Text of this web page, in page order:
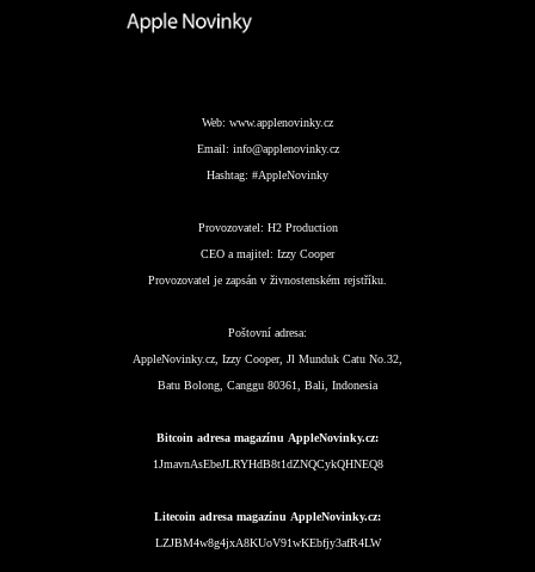
Web: www.applenovinky.cz
Email: info@applenovinky.cz
Hashtag: #AppleNovinky
Provozovatel: H2 Production
CEO a majitel: Izzy Cooper
Provozovatel je zapsán v živnostenském rejstříku.
Poštovní adresa:
AppleNovinky.cz, Izzy Cooper, Jl Munduk Catu No.32,
Batu Bolong, Canggu 80361, Bali, Indonesia
Bitcoin adresa magazínu AppleNovinky.cz:
1JmavnAsEbeJLRYHdB8t1dZNQCykQHNEQ8
Litecoin adresa magazínu AppleNovinky.cz:
LZJBM4w8g4jxA8KUoV91wKEbfjy3afR4LW